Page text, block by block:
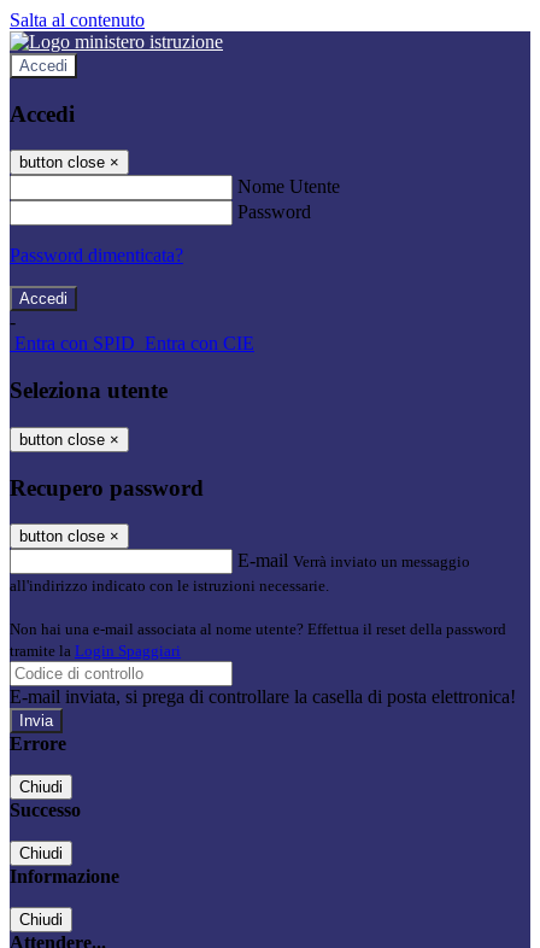
Salta al contenuto
Accedi
Accedi
button close ×
Nome Utente
Password
Password dimenticata?
-
Entra con SPID Entra con CIE
Seleziona utente
button close ×
Recupero password
button close ×
E-mail Verrà inviato un messaggio
all'indirizzo indicato con le istruzioni necessarie.
Non hai una e-mail associata al nome utente? Effettua il reset della password
tramite la Login Spaggiari
E-mail inviata, si prega di controllare la casella di posta elettronica!
Errore
Chiudi
Successo
Chiudi
Informazione
Chiudi
Attendere...